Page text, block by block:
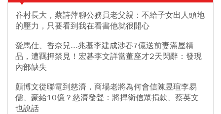
眷村長大，蔡詩萍聊公務員老父親：不給子女出人頭地
的壓力，只要看到我在看書他就很開心
愛馬仕、香奈兒...兆基李建成涉吞7億送前妻滿屋精
品，遭羈押禁見！宏碁李文詳當董座才2天閃辭：發現
內部缺失
顏博文從聯電到慈濟，商場老將為何會信陳昱瑄李易
儒、豪給10億？慈濟發聲：將捍衛信眾捐款、蔡英文
也說話